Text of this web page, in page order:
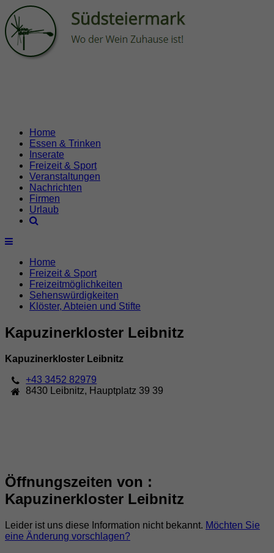
Home
Essen & Trinken
Inserate
Freizeit & Sport
Veranstaltungen
Nachrichten
Firmen
Urlaub
Home
Freizeit & Sport
Freizeitmöglichkeiten
Sehenswürdigkeiten
Klöster, Abteien und Stifte
Kapuzinerkloster Leibnitz
Kapuzinerkloster Leibnitz
+43 3452 82979
8430
Leibnitz, Hauptplatz 39 39
Öffnungszeiten von :
Kapuzinerkloster Leibnitz
Leider ist uns diese Information nicht bekannt. Möchten Sie
eine Änderung vorschlagen?